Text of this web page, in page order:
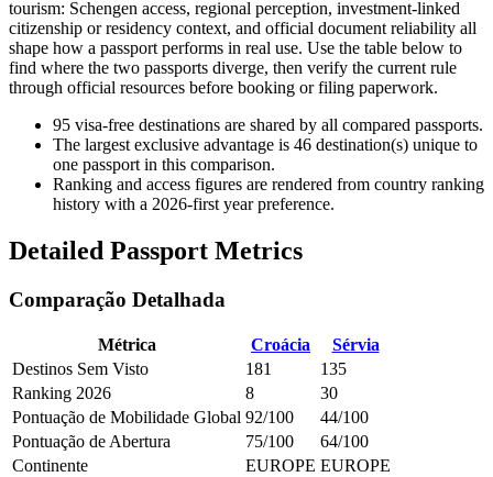
tourism: Schengen access, regional perception, investment-linked
citizenship or residency context, and official document reliability all
shape how a passport performs in real use. Use the table below to
find where the two passports diverge, then verify the current rule
through official resources before booking or filing paperwork.
95 visa-free destinations are shared by all compared passports.
The largest exclusive advantage is 46 destination(s) unique to
one passport in this comparison.
Ranking and access figures are rendered from country ranking
history with a 2026-first year preference.
Detailed Passport Metrics
Comparação Detalhada
Métrica Croácia
Sérvia
Destinos Sem Visto
181
135
Ranking 2026
8
30
Pontuação de Mobilidade Global 92/100
44/100
Pontuação de Abertura
75/100
64/100
Continente
EUROPE EUROPE